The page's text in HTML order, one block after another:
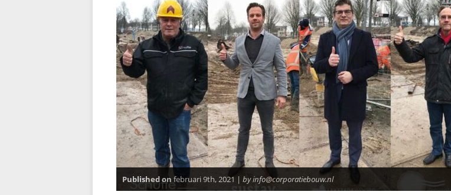
Published on februari 9th, 2021 | by info@corporatiebouw.nl